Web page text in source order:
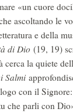
«un cuore
ascoltando le
e della
di Dio (19, 19)
cerca la quiete
Salmi
con il
che parli con